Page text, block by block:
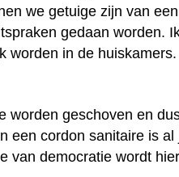
we getuige zijn van
gedaan worden.
worden in de
geschoven en
een cordon sanitaire is
van democratie wordt